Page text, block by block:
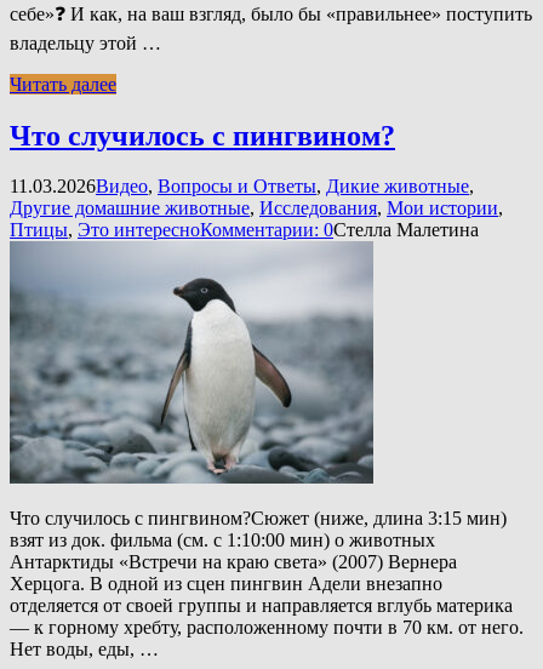
себе»❓ И как, на ваш взгляд, было бы «правильнее» поступить
владельцу этой …
Читать далее
Что случилось с пингвином?
11.03.2026Видео, Вопросы и Ответы, Дикие животные,
Другие домашние животные, Исследования, Мои истории,
Птицы, Это интересноКомментарии: 0Стелла Малетина
Что случилось с пингвином?Сюжет (ниже, длина 3:15 мин)
взят из док. фильма (см. с 1:10:00 мин) о животных
Антарктиды «Встречи на краю света» (2007) Вернера
Херцога. В одной из сцен пингвин Адели внезапно
отделяется от своей группы и направляется вглубь материка
— к горному хребту, расположенному почти в 70 км. от него.
Нет воды, еды, …